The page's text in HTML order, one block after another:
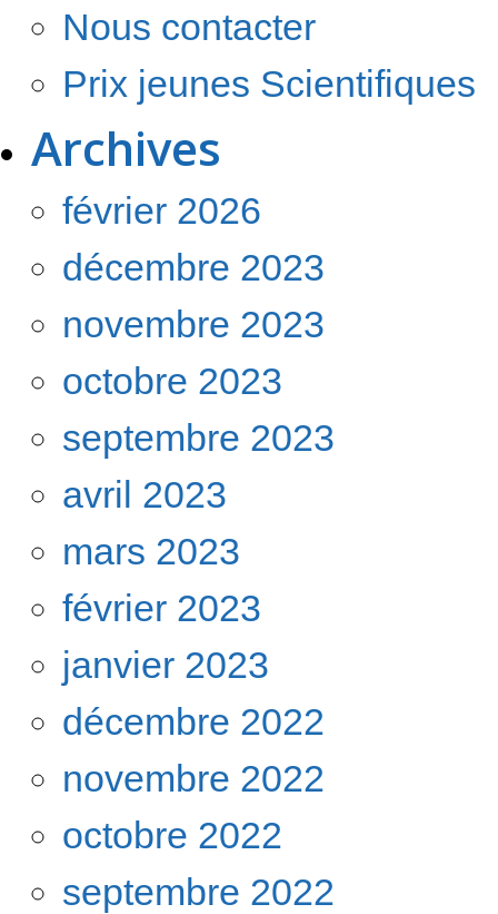
Nous contacter
Prix jeunes Scientifiques
Archives
février 2026
décembre 2023
novembre 2023
octobre 2023
septembre 2023
avril 2023
mars 2023
février 2023
janvier 2023
décembre 2022
novembre 2022
octobre 2022
septembre 2022